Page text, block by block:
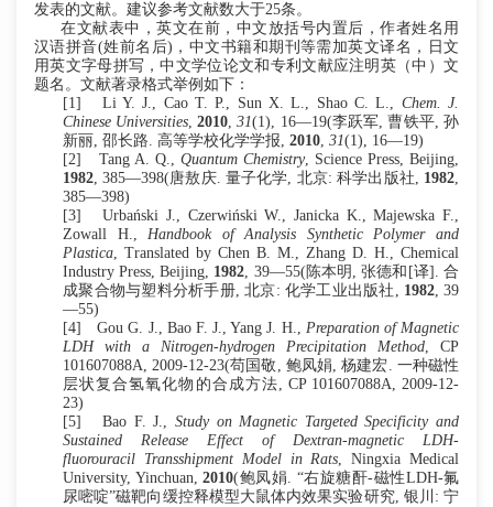
发表的文献。建议参考文献数大于25条。
在文献表中，英文在前，中文放括号内置后，作者姓名用
汉语拼音(姓前名后)，中文书籍和期刊等需加英文译名，日文
用英文字母拼写，中文学位论文和专利文献应注明英（中）文
题名。文献著录格式举例如下：
[1]
Li Y. J., Cao T. P., Sun X. L., Shao C. L., Chem. J.
Chinese Universities,2010,31(1), 16—19(李跃军, 曹铁平, 孙
新丽, 邵长路. 高等学校化学学报, 2010, 31(1), 16—19)
[2]
Tang A. Q., Quantum Chemistry, Science Press, Beijing,
1982, 385—398(唐敖庆. 量子化学, 北京: 科学出版社, 1982,
385—398)
[3]
Urbański J., Czerwiński W., Janicka K., Majewska F.,
Zowall H.,Handbook of Analysis Synthetic Polymer and
Plastica, Translated by Chen B. M., Zhang D. H., Chemical
Industry Press, Beijing, 1982, 39—55(陈本明, 张德和[译]. 合
成聚合物与塑料分析手册, 北京: 化学工业出版社, 1982, 39
—55)
[4]
Gou G. J., Bao F. J., Yang J. H., Preparation of Magnetic
LDH with a Nitrogen-hydrogen Precipitation Method, CP
101607088A, 2009-12-23(苟国敬, 鲍凤娟, 杨建宏. 一种磁性
层状复合氢氧化物的合成方法, CP 101607088A, 2009-12-
23)
[5]
Bao F. J.,Study on Magnetic Targeted Specificity and
Sustained Release Effect of Dextran-magnetic LDH-
fluorouracil Transshipment Model in Rats, Ningxia Medical
University, Yinchuan, 2010(鲍凤娟. “右旋糖酐-磁性LDH-氟
尿嘧啶”磁靶向缓控释模型大鼠体内效果实验研究, 银川 : 宁